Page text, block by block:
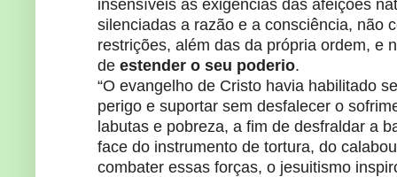
insensíveis às exigências das afeições
silenciadas a razão e a consciência, não
restrições, além das da própria ordem, e
de estender o seu poderio.
“O evangelho de Cristo havia habilitado
perigo e suportar sem desfalecer o
labutas e pobreza, a fim de desfraldar a
face do instrumento de tortura, do
combater essas forças, o jesuitismo